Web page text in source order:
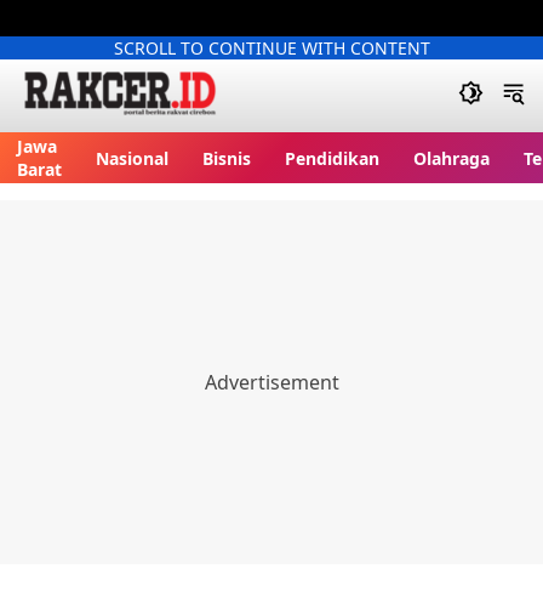
SCROLL TO CONTINUE WITH CONTENT
Jawa
Barat
Nasional Bisnis Pendidikan Olahraga